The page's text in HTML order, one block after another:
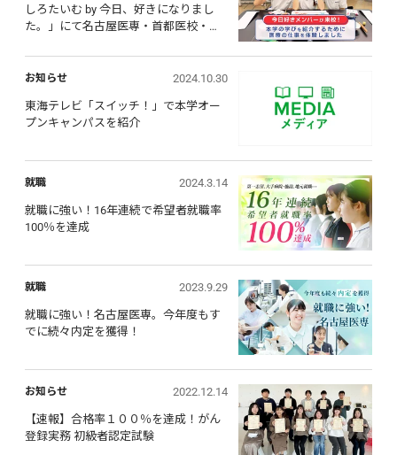
しろたいむ by 今日、好きになりまし
た。」にて名古屋医専・首都医校・大
医療の仕事に本気チャレンジ
お知らせ 2024.10.30
東海テレビ「スイッチ！」で本学オー
プンキャンパスを紹介
就職 2024.3.14
就職に強い！16年連続で希望者就職率
100％を達成
就職 2023.9.29
就職に強い！名古屋医専。今年度もす
でに続々内定を獲得！
お知らせ 2022.12.14
【速報】合格率１００％を達成！がん
登録実務 初級者認定試験